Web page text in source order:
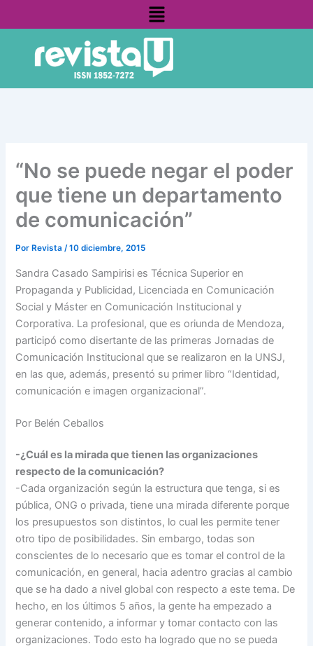
Menú
“No se puede negar el poder
que tiene un departamento
de comunicación”
Por Revista/10 diciembre, 2015
Sandra Casado Sampirisi es Técnica Superior en
Propaganda y Publicidad, Licenciada en Comunicación
Social y Máster en Comunicación Institucional y
Corporativa. La profesional, que es oriunda de Mendoza,
participó como disertante de las primeras Jornadas de
Comunicación Institucional que se realizaron en la UNSJ,
en las que, además, presentó su primer libro “Identidad,
comunicación e imagen organizacional”.
Por Belén Ceballos
-¿Cuál es la mirada que tienen las organizaciones
respecto de la comunicación?
-Cada organización según la estructura que tenga, si es
pública, ONG o privada, tiene una mirada diferente porque
los presupuestos son distintos, lo cual les permite tener
otro tipo de posibilidades. Sin embargo, todas son
conscientes de lo necesario que es tomar el control de la
comunicación, en general, hacia adentro gracias al cambio
que se ha dado a nivel global con respecto a este tema. De
hecho, en los últimos 5 años, la gente ha empezado a
generar contenido, a informar y tomar contacto con las
organizaciones. Todo esto ha logrado que no se pueda